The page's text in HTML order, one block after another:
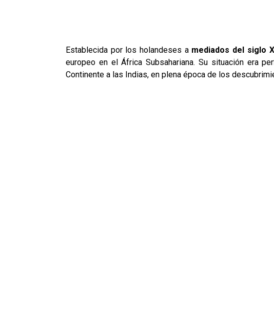
Establecida por los holandeses a mediados del siglo
europeo en el África Subsahariana. Su situación era
Continente a las Indias, en plena época de los